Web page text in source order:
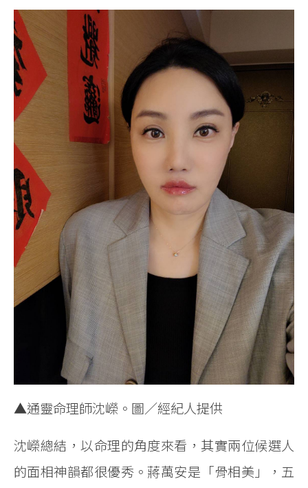
▲通靈命理師沈嶸。圖／經紀人提供
沈嶸總結，以命理的角度來看，其實兩位候選人
的面相神韻都很優秀。蔣萬安是「骨相美」，五